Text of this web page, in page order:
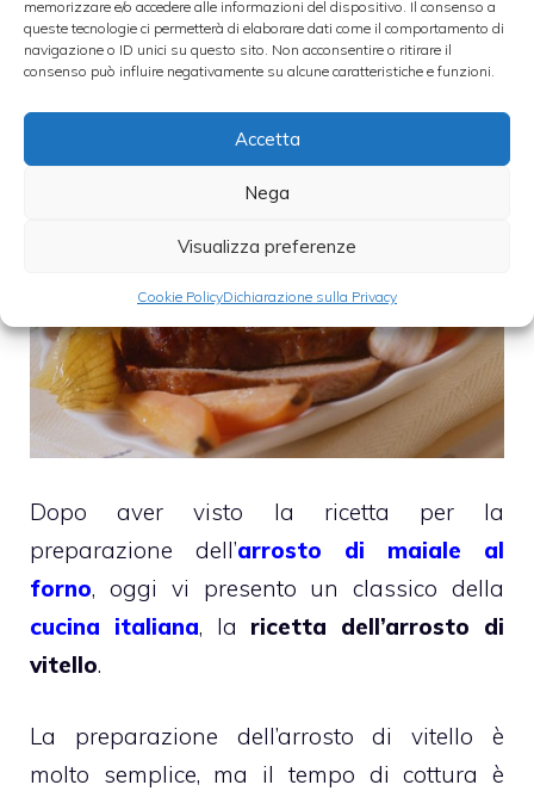
memorizzare e/o accedere alle informazioni del dispositivo. Il consenso a
queste tecnologie ci permetterà di elaborare dati come il comportamento di
navigazione o ID unici su questo sito. Non acconsentire o ritirare il
consenso può influire negativamente su alcune caratteristiche e funzioni.
Accetta
Nega
Visualizza preferenze
Cookie PolicyDichiarazione sulla Privacy
18 Giugno 2009
Dopo aver visto la ricetta per la
preparazione dell’arrosto di maiale al
forno, oggi vi presento un classico della
cucina italiana, la ricetta dell’arrosto di
vitello.
La preparazione dell’arrosto di vitello è
molto semplice, ma il tempo di cottura è